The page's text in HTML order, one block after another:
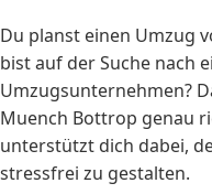
Du planst einen Umzug
bist auf der Suche nach
Umzugsunternehmen?
Muench Bottrop genau
unterstützt dich dabei,
stressfrei zu gestalten.